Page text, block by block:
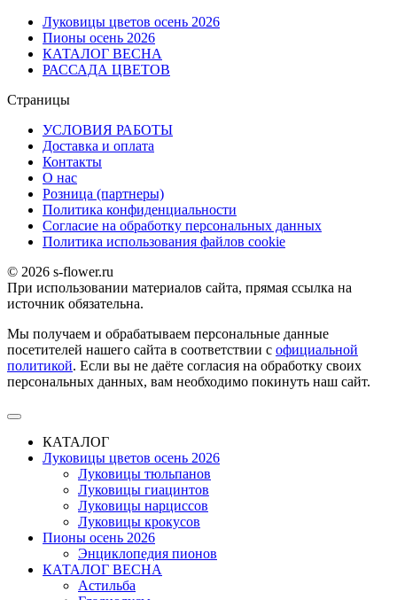
Луковицы цветов осень 2026
Пионы осень 2026
КАТАЛОГ ВЕСНА
РАССАДА ЦВЕТОВ
Страницы
УСЛОВИЯ РАБОТЫ
Доставка и оплата
Контакты
О наc
Розница (партнеры)
Политика конфиденциальности
Согласие на обработку персональных данных
Политика использования файлов сookie
© 2026 s-flower.ru
При использовании материалов сайта, прямая ссылка на
источник обязательна.
Мы получаем и обрабатываем персональные данные
посетителей нашего сайта в соответствии с официальной
политикой. Если вы не даёте согласия на обработку своих
персональных данных, вам необходимо покинуть наш сайт.
КАТАЛОГ
Луковицы цветов осень 2026
Луковицы тюльпанов
Луковицы гиацинтов
Луковицы нарциссов
Луковицы крокусов
Пионы осень 2026
Энциклопедия пионов
КАТАЛОГ ВЕСНА
Астильба